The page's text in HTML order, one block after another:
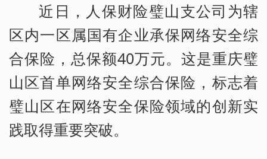
近日，人保财险璧山支公司为辖
区内一区属国有企业承保网络安全综
合保险，总保额40万元。这是重庆璧
山区首单网络安全综合保险，标志着
璧山区在网络安全保险领域的创新实
践取得重要突破。